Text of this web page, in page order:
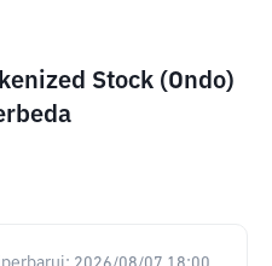
Stock (Ondo)